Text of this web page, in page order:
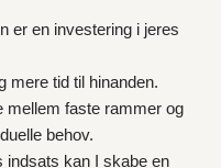
er en investering i jeres
mere tid til hinanden.
mellem faste rammer og
behov.
indsats kan I skabe en